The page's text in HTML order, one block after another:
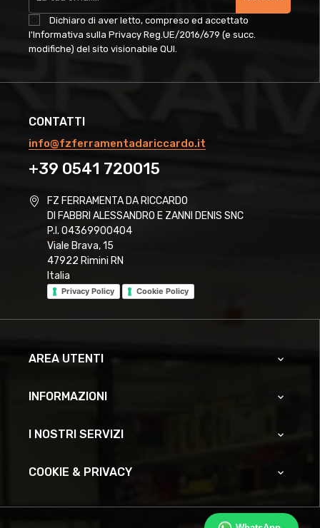
Dichiaro di aver letto, compreso ed accettato
l'Informativa sulla Privacy Reg.UE/2016/679 (e succ.
modifiche) del sito visionabile QUI
CONTATTI
info@fzferramentadariccardo.it
+39 0541 720015
FZ FERRAMENTA DA RICCARDO
DI FABBRI ALESSANDRO E ZANNI DENIS SNC
P.I. 04369900404
Viale Brava, 15
47922 Rimini RN
Italia
Privacy Policy Cookie Policy
AREA UTENTI 
INFORMAZIONI 
I NOSTRI SERVIZI 
COOKIE & PRIVACY 